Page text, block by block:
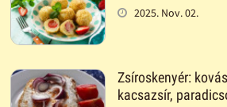
2025. Nov. 02.
Zsíroskenyér:
kacsazsír,